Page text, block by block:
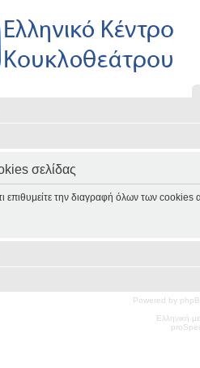
σελίδας
επιθυμείτε την διαγραφή όλων των cookies
Powered by
Ελληνική
pro